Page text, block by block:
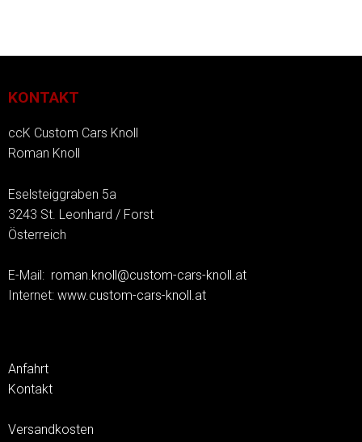
KONTAKT
ccK Custom Cars Knoll
Roman Knoll
Eselsteiggraben 5a
3243 St. Leonhard / Forst
Österreich
E-Mail: roman.knoll@custom-cars-knoll.at
Internet: www.custom-cars-knoll.at
Anfahrt
Kontakt
Versandkosten